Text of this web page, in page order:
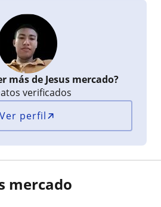
más de Jesus mercado?
verificados
Ver perfil
mercado